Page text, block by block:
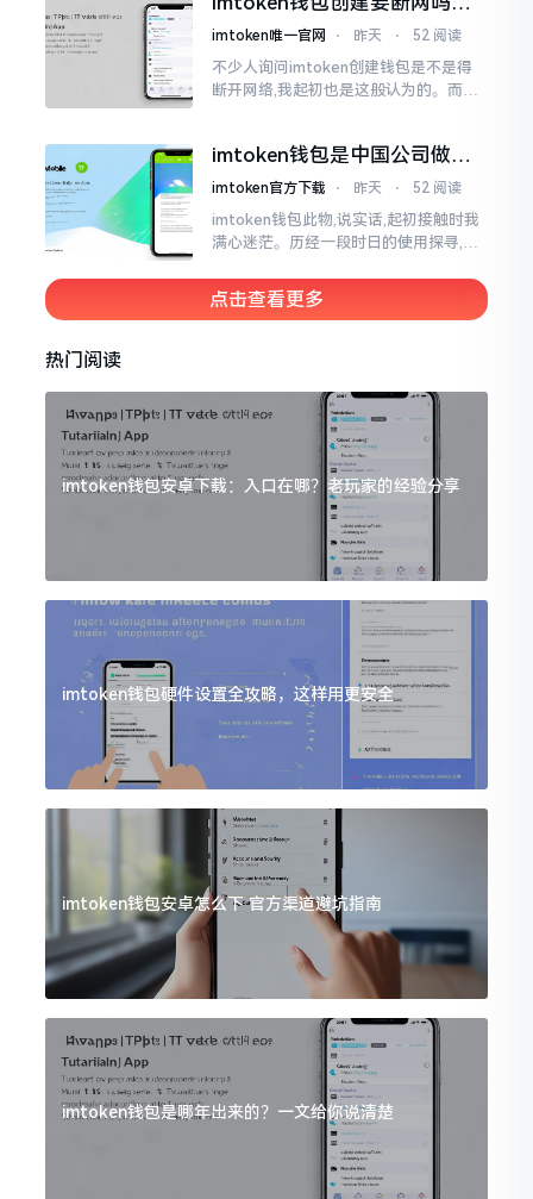
老玩家说说真实情况
imtoken唯一官网 ⋅ 昨天 ⋅ 52 阅读
不少人询问imtoken创建钱包是不是得
断开网络,我起初也是这般认为的。而后
人攻击
imtoken钱包是中国公司做的
吗？一文说清楚
imtoken官方下载 ⋅ 昨天 ⋅ 52 阅读
imtoken钱包此物,说实话,起初接触时我
满心迷茫。历经一段时日的使用探寻,我
来,这款钱包乃中国团队打造,其创始人为
李鹏
点击查看更多
热门阅读
imtoken钱包安卓下载：入口在哪？老玩家的经验分享
imtoken钱包硬件设置全攻略，这样用更安全
imtoken钱包安卓怎么下 官方渠道避坑指南
imtoken钱包是哪年出来的？一文给你说清楚